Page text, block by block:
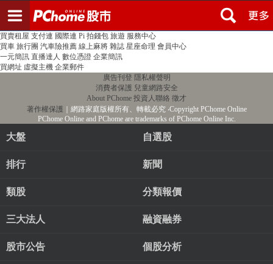
PChome首頁 線上購物 24h購物 書店
買賣租屋 支付連 國際連 Pi 拍錢包 旅遊 服務中心
買車 旅行團 汽車險推薦 線上麻將 雜誌 星座命理 會員中心
一元簡訊 直播達人 數位憑證 企業簡訊
買網址 虛擬主機 企業郵件
廣告刊登 隱私權聲明
消費者保護 兒童網路安全
About PChome 投資人聯絡 徵才
著作權保護 ｜網路家庭版權所有、轉載必究‧Copyright PChome Online
PChome Online and PChome are trademarks of PChome Online Inc.
大盤 自選股
排行 新聞
類股 分類報價
三大法人 融資融券
股市公告 個股分析